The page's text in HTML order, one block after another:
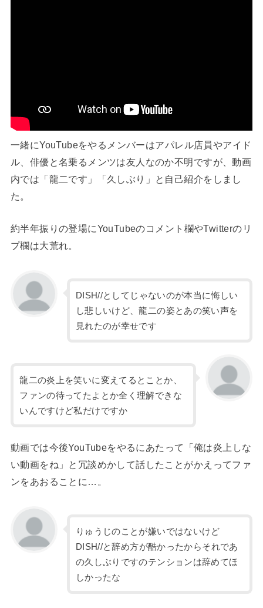
一緒にYouTubeをやるメンバーはアパレル店員やアイド
ル、俳優と名乗るメンツは友人なのか不明ですが、動画
内では「龍二です」「久しぶり」と自己紹介をしまし
た。
約半年振りの登場にYouTubeのコメント欄やTwitterのリ
プ欄は大荒れ。
DISH//としてじゃないのが本当に悔しい
し悲しいけど、龍二の姿とあの笑い声を
見れたのが幸せです
龍二の炎上を笑いに変えてるとことか、
ファンの待ってたよとか全く理解できな
いんですけど私だけですか
動画では今後YouTubeをやるにあたって「俺は炎上しな
い動画をね」と冗談めかして話したことがかえってファ
ンをあおることに…。
りゅうじのことが嫌いではないけど
DISH//と辞め方が酷かったからそれであ
の久しぶりですのテンションは辞めてほ
しかったな